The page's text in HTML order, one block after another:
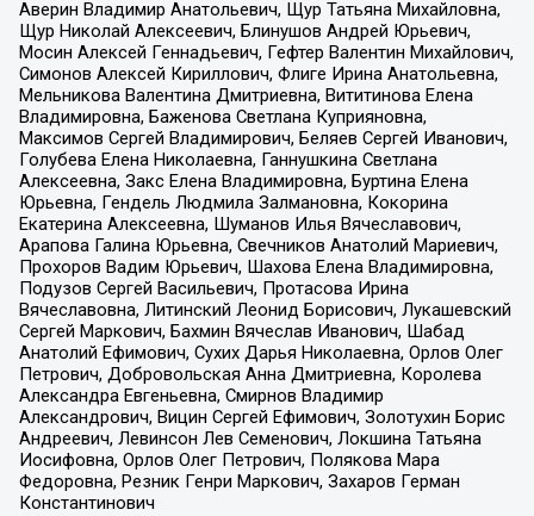
Аверин Владимир Анатольевич, Щур Татьяна Михайловна,
Щур Николай Алексеевич, Блинушов Андрей Юрьевич,
Мосин Алексей Геннадьевич, Гефтер Валентин Михайлович,
Симонов Алексей Кириллович, Флиге Ирина Анатольевна,
Мельникова Валентина Дмитриевна, Вититинова Елена
Владимировна, Баженова Светлана Куприяновна,
Максимов Сергей Владимирович, Беляев Сергей Иванович,
Голубева Елена Николаевна, Ганнушкина Светлана
Алексеевна, Закс Елена Владимировна, Буртина Елена
Юрьевна, Гендель Людмила Залмановна, Кокорина
Екатерина Алексеевна, Шуманов Илья Вячеславович,
Арапова Галина Юрьевна, Свечников Анатолий Мариевич,
Прохоров Вадим Юрьевич, Шахова Елена Владимировна,
Подузов Сергей Васильевич, Протасова Ирина
Вячеславовна, Литинский Леонид Борисович, Лукашевский
Сергей Маркович, Бахмин Вячеслав Иванович, Шабад
Анатолий Ефимович, Сухих Дарья Николаевна, Орлов Олег
Петрович, Добровольская Анна Дмитриевна, Королева
Александра Евгеньевна, Смирнов Владимир
Александрович, Вицин Сергей Ефимович, Золотухин Борис
Андреевич, Левинсон Лев Семенович, Локшина Татьяна
Иосифовна, Орлов Олег Петрович, Полякова Мара
Федоровна, Резник Генри Маркович, Захаров Герман
Константинович